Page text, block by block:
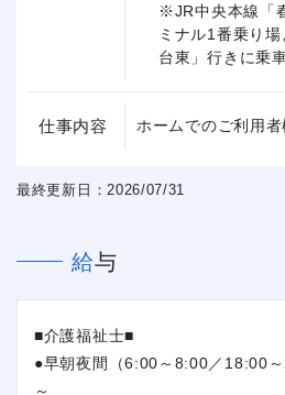
※JR中央本線「
ミナル1番乗り
台東」行きに乗
仕事内容 ホームでのご利用
最終更新日：2026/07/31
給与
■介護福祉士■
●早朝夜間（6:00～8:00／18:00
～